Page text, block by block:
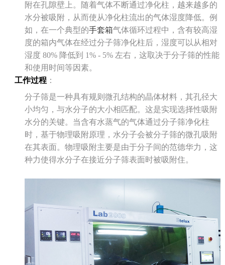
附在孔隙壁上。随着气体不断通过净化柱，越来越多的
水分被吸附，从而使从净化柱流出的气体湿度降低。例
如，在一个典型的手套箱气体循环过程中，含有较高湿
度的箱内气体在经过分子筛净化柱后，湿度可以从相对
湿度 80% 降低到 1% - 5% 左右，这取决于分子筛的性能
和使用时间等因素。
工作过程：
分子筛是一种具有规则微孔结构的晶体材料，其孔径大
小均匀，与水分子的大小相匹配。这是实现选择性吸附
水分的关键。当含有水蒸气的气体通过分子筛净化柱
时，基于物理吸附原理，水分子会被分子筛的微孔吸附
在其表面。物理吸附主要是由于分子间的范德华力，这
种力使得水分子在接近分子筛表面时被吸附住。